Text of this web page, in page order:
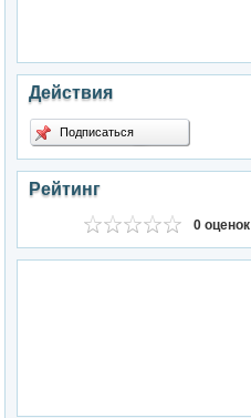
Действия
Подписаться
Рейтинг
0 оценок